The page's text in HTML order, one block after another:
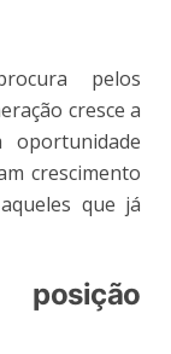
pelos
cresce a
oportunidade
crescimento
que já
posição